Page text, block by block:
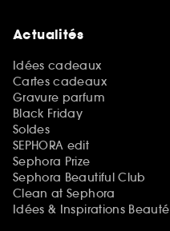
Actualités
Idées cadeaux
Cartes cadeaux
Gravure parfum
Black Friday
Soldes
SEPHORA edit
Sephora Prize
Sephora Beautiful Club
Clean at Sephora
Idées & Inspirations Beauté